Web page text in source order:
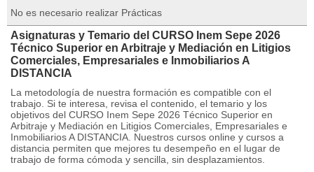
No es necesario realizar Prácticas
Asignaturas y Temario del CURSO Inem Sepe 2026
Técnico Superior en Arbitraje y Mediación en Litigios
Comerciales, Empresariales e Inmobiliarios A
DISTANCIA
La metodología de nuestra formación es compatible con el
trabajo. Si te interesa, revisa el contenido, el temario y los
objetivos del CURSO Inem Sepe 2026 Técnico Superior en
Arbitraje y Mediación en Litigios Comerciales, Empresariales e
Inmobiliarios A DISTANCIA. Nuestros cursos online y cursos a
distancia permiten que mejores tu desempeño en el lugar de
trabajo de forma cómoda y sencilla, sin desplazamientos.